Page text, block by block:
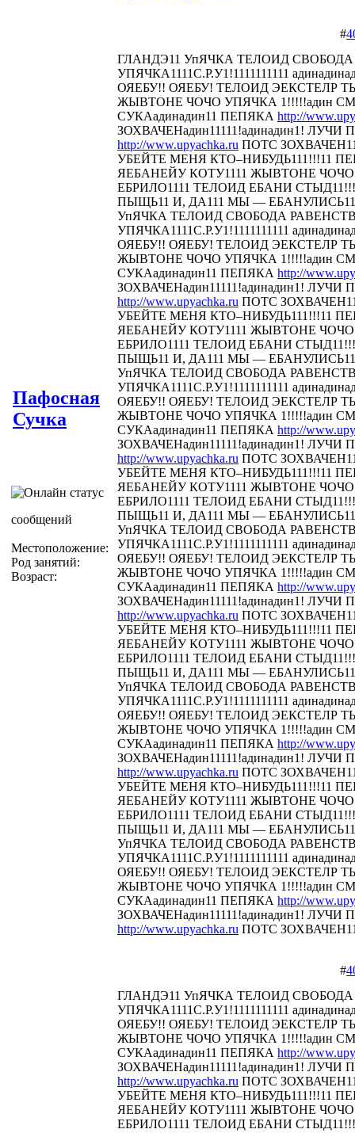
Пафосная
Сучка
сообщений
Местоположение:
Род занятий:
Возраст:
#
ГЛАНДЭ11 УпЯЧКА ТЕЛОИД
УПЯЧКА1111С.Р.У1!1111111111
ОЯЕБУ!! ОЯЕБУ! ТЕЛОИД ЭЕКСТЕЛР
ЖЫВТОНЕ ЧОЧО УПЯЧКА 1!!!!!адин
СУКАадинадин11 ПЕПЯКА http://
ЗОХВАЧЕНадин11111!адинадин1! ЛУЧИ
http://www.upyachka.ru ПОТС
УБЕЙТЕ МЕНЯ КТО–НИБУДЬ111!!!11
ЯЕБАНЕЙУ КОТУ1111 ЖЫВТОНЕ ЧОЧО
ЕБРИЛО1111 ТЕЛОИД ЕБАНИ СТЫД11!!!
ПЫЩЬ11 И, ДА111 МЫ —
УпЯЧКА ТЕЛОИД СВОБОДА
УПЯЧКА1111С.Р.У1!1111111111
ОЯЕБУ!! ОЯЕБУ! ТЕЛОИД ЭЕКСТЕЛР
ЖЫВТОНЕ ЧОЧО УПЯЧКА 1!!!!!адин
СУКАадинадин11 ПЕПЯКА http://
ЗОХВАЧЕНадин11111!адинадин1! ЛУЧИ
http://www.upyachka.ru ПОТС
УБЕЙТЕ МЕНЯ КТО–НИБУДЬ111!!!11
ЯЕБАНЕЙУ КОТУ1111 ЖЫВТОНЕ ЧОЧО
ЕБРИЛО1111 ТЕЛОИД ЕБАНИ СТЫД11!!!
ПЫЩЬ11 И, ДА111 МЫ —
УпЯЧКА ТЕЛОИД СВОБОДА
УПЯЧКА1111С.Р.У1!1111111111
ОЯЕБУ!! ОЯЕБУ! ТЕЛОИД ЭЕКСТЕЛР
ЖЫВТОНЕ ЧОЧО УПЯЧКА 1!!!!!адин
СУКАадинадин11 ПЕПЯКА http://
ЗОХВАЧЕНадин11111!адинадин1! ЛУЧИ
http://www.upyachka.ru ПОТС
УБЕЙТЕ МЕНЯ КТО–НИБУДЬ111!!!11
ЯЕБАНЕЙУ КОТУ1111 ЖЫВТОНЕ ЧОЧО
ЕБРИЛО1111 ТЕЛОИД ЕБАНИ СТЫД11!!!
ПЫЩЬ11 И, ДА111 МЫ —
УпЯЧКА ТЕЛОИД СВОБОДА
УПЯЧКА1111С.Р.У1!1111111111
ОЯЕБУ!! ОЯЕБУ! ТЕЛОИД ЭЕКСТЕЛР
ЖЫВТОНЕ ЧОЧО УПЯЧКА 1!!!!!адин
СУКАадинадин11 ПЕПЯКА http://
ЗОХВАЧЕНадин11111!адинадин1! ЛУЧИ
http://www.upyachka.ru ПОТС
УБЕЙТЕ МЕНЯ КТО–НИБУДЬ111!!!11
ЯЕБАНЕЙУ КОТУ1111 ЖЫВТОНЕ ЧОЧО
ЕБРИЛО1111 ТЕЛОИД ЕБАНИ СТЫД11!!!
ПЫЩЬ11 И, ДА111 МЫ —
УпЯЧКА ТЕЛОИД СВОБОДА
УПЯЧКА1111С.Р.У1!1111111111
ОЯЕБУ!! ОЯЕБУ! ТЕЛОИД ЭЕКСТЕЛР
ЖЫВТОНЕ ЧОЧО УПЯЧКА 1!!!!!адин
СУКАадинадин11 ПЕПЯКА http://
ЗОХВАЧЕНадин11111!адинадин1! ЛУЧИ
http://www.upyachka.ru ПОТС
УБЕЙТЕ МЕНЯ КТО–НИБУДЬ111!!!11
ЯЕБАНЕЙУ КОТУ1111 ЖЫВТОНЕ ЧОЧО
ЕБРИЛО1111 ТЕЛОИД ЕБАНИ СТЫД11!!!
ПЫЩЬ11 И, ДА111 МЫ —
УпЯЧКА ТЕЛОИД СВОБОДА
УПЯЧКА1111С.Р.У1!1111111111
ОЯЕБУ!! ОЯЕБУ! ТЕЛОИД ЭЕКСТЕЛР
ЖЫВТОНЕ ЧОЧО УПЯЧКА 1!!!!!адин
СУКАадинадин11 ПЕПЯКА http://
ЗОХВАЧЕНадин11111!адинадин1! ЛУЧИ
http://www.upyachka.ru ПОТС
#
ГЛАНДЭ11 УпЯЧКА ТЕЛОИД
УПЯЧКА1111С.Р.У1!1111111111
ОЯЕБУ!! ОЯЕБУ! ТЕЛОИД ЭЕКСТЕЛР
ЖЫВТОНЕ ЧОЧО УПЯЧКА 1!!!!!адин
СУКАадинадин11 ПЕПЯКА http://
ЗОХВАЧЕНадин11111!адинадин1! ЛУЧИ
http://www.upyachka.ru ПОТС
УБЕЙТЕ МЕНЯ КТО–НИБУДЬ111!!!11
ЯЕБАНЕЙУ КОТУ1111 ЖЫВТОНЕ ЧОЧО
ЕБРИЛО1111 ТЕЛОИД ЕБАНИ СТЫД11!!!